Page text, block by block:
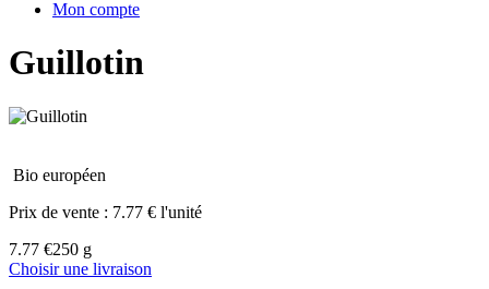
Mon compte
Guillotin
Bio européen
Prix de vente : 7.77 € l'unité
7.77 €250 g
Choisir une livraison